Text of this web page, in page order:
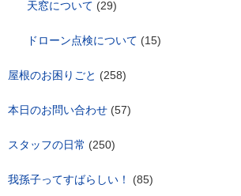
天窓について (29)
ドローン点検について (15)
屋根のお困りごと (258)
本日のお問い合わせ (57)
スタッフの日常 (250)
我孫子ってすばらしい！ (85)